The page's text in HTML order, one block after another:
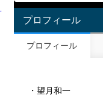
プロフィール
プロフィール
・望月和一